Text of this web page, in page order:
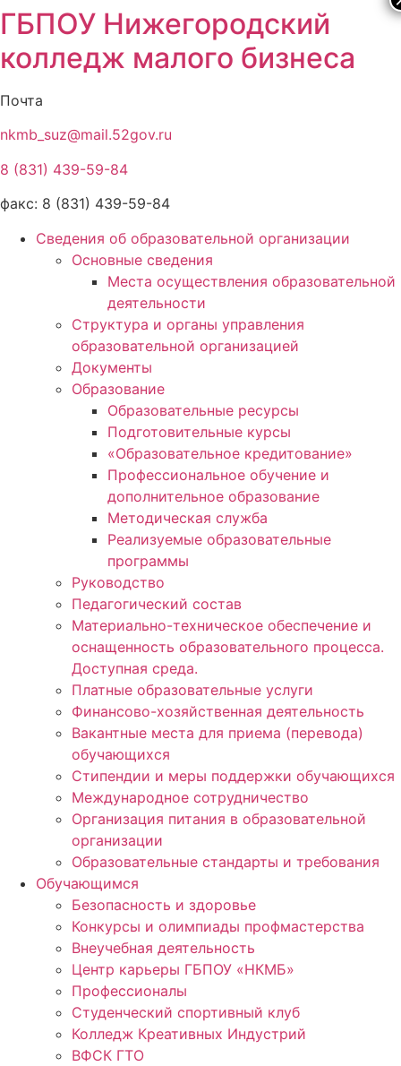
ГБПОУ Нижегородский
колледж малого бизнеса
Почта
nkmb_suz@mail.52gov.ru
8 (831) 439-59-84
факс: 8 (831) 439-59-84
Сведения об образовательной организации
Основные сведения
Места осуществления образовательной
деятельности
Структура и органы управления
образовательной организацией
Документы
Образование
Образовательные ресурсы
Подготовительные курсы
«Образовательное кредитование»
Профессиональное обучение и
дополнительное образование
Методическая служба
Реализуемые образовательные
программы
Руководство
Педагогический состав
Материально-техническое обеспечение и
оснащенность образовательного процесса.
Доступная среда.
Платные образовательные услуги
Финансово-хозяйственная деятельность
Вакантные места для приема (перевода)
обучающихся
Стипендии и меры поддержки обучающихся
Международное сотрудничество
Организация питания в образовательной
организации
Образовательные стандарты и требования
Обучающимся
Безопасность и здоровье
Конкурсы и олимпиады профмастерства
Внеучебная деятельность
Центр карьеры ГБПОУ «НКМБ»
Профессионалы
Студенческий спортивный клуб
Колледж Креативных Индустрий
ВФСК ГТО